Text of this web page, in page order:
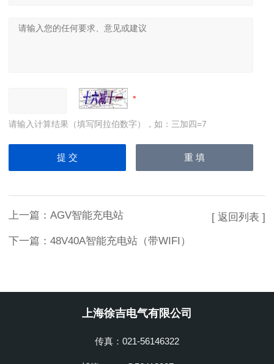
请输入计算结果（填写阿拉伯数字），如：三加四=7
上一篇： AGV智能充电站
下一篇： 48V40A智能充电站（带WIFI）
[ 返回列表 ]
上海徐吉电气有限公司
传真：021-56146322